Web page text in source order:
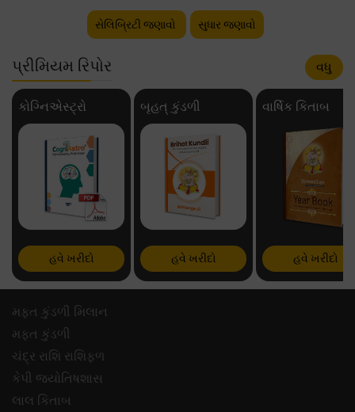
સેલિબ્રિટી જણાવો સુધાર જણાવો
પ્રીમિયમ રિપોર વધુ
કોગ્નિએસ્ટ્રો
હવે ખરીદો
બૃહત્ કુંડળી
હવે ખરીદો
વાર્ષિક કિતાબ
હવે ખરીદો
મફ્ત કુંડળી મિલાન
મફ્ત કુંડળી
ચંદ્ર રાશિ રાશિફળ
કેપી જ્યોતિષશાસ
લાલ કિતાબ